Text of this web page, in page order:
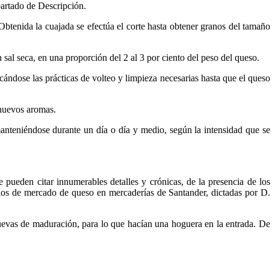
de Descripción.
la cuajada se efectúa el corte hasta obtener granos del tamaño
seca, en una proporción del 2 al 3 por ciento del peso del queso.
las prácticas de volteo y limpieza necesarias hasta que el queso
aromas.
durante un día o día y medio, según la intensidad que se
citar innumerables detalles y crónicas, de la presencia de los
de mercado de queso en mercaderías de Santander, dictadas por D.
de maduración, para lo que hacían una hoguera en la entrada. De